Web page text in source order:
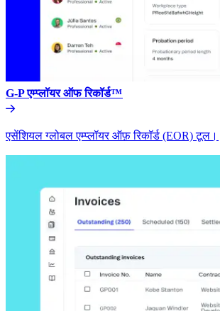
G-P एम्प्लॉयर ऑफ रिकॉर्ड™​​
एसेंशियल ग्लोबल एम्प्लॉयर ऑफ़ रिकॉर्ड (EOR) टूल।​​